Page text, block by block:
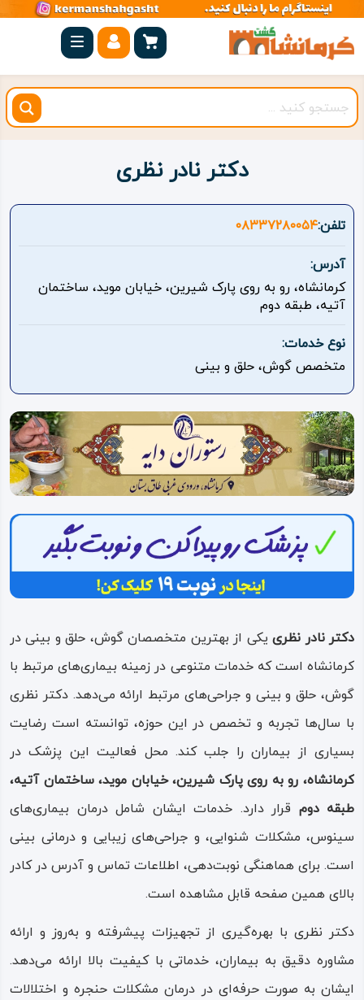
صفحه
اصلی
کرمانشاه
شهرستان
بیستون
روستاهای
هدف
اقامتگاه
ویژه
درباره
ما
دکتر نادر نظری
تلفن:۰۸۳۳۷۲۸۰۰۵۴
آدرس:
کرمانشاه، رو به روی پارک شیرین، خیابان موید، ساختمان
آتیه، طبقه دوم
نوع خدمات:
متخصص گوش، حلق و بینی
دکتر نادر نظرییکی از بهترین متخصصان گوش، حلق و بینی در
کرمانشاه است که خدمات متنوعی در زمینه بیماری‌های مرتبط با
گوش، حلق و بینی و جراحی‌های مرتبط ارائه می‌دهد. دکتر نظری
با سال‌ها تجربه و تخصص در این حوزه، توانسته است رضایت
بسیاری از بیماران را جلب کند. محل فعالیت این پزشک در
کرمانشاه، رو به روی پارک شیرین، خیابان موید، ساختمان آتیه،
طبقه دوم قرار دارد. خدمات ایشان شامل درمان بیماری‌های
سینوس، مشکلات شنوایی، و جراحی‌های زیبایی و درمانی بینی
است. برای هماهنگی نوبت‌دهی، اطلاعات تماس و آدرس در کادر
بالای همین صفحه قابل مشاهده است.
دکتر نظری با بهره‌گیری از تجهیزات پیشرفته و به‌روز و ارائه
مشاوره دقیق به بیماران، خدماتی با کیفیت بالا ارائه می‌دهد.
ایشان به صورت حرفه‌ای در درمان مشکلات حنجره و اختلالات